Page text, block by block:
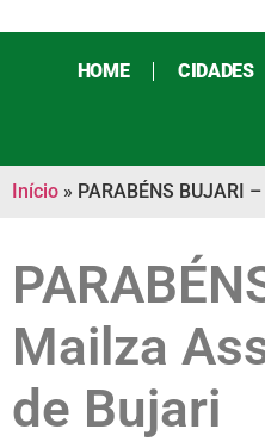
HOME CIDADES
Início » PARABÉNS BUJARI
Mailza
de Bujari